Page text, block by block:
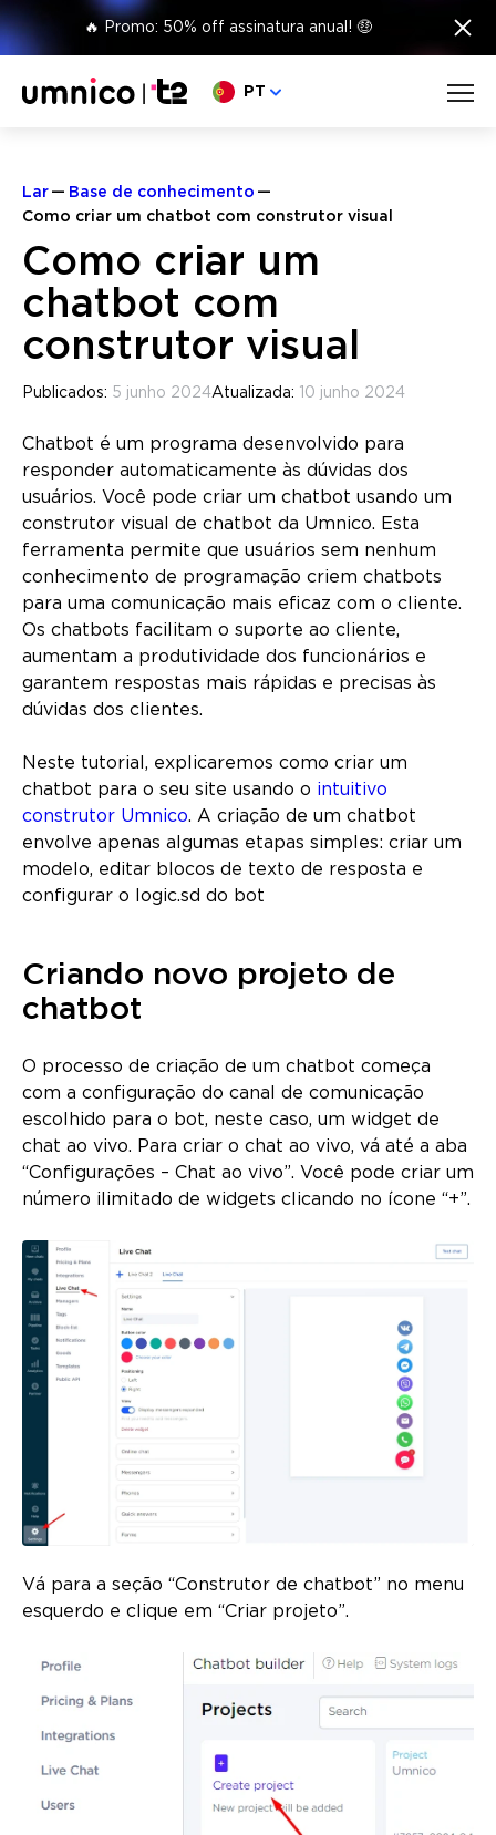
🔥 Promo: 50% off assinatura anual! 🤑 ×
Escolha o seu idioma
PT
Lar
Base de conhecimento
Como criar um chatbot com construtor visual
Como criar um
chatbot com
construtor visual
Publicados: 5 junho 2024Atualizada: 10 junho 2024
Chatbot é um programa desenvolvido para
responder automaticamente às dúvidas dos
usuários. Você pode criar um chatbot usando um
construtor visual de chatbot da Umnico. Esta
ferramenta permite que usuários sem nenhum
conhecimento de programação criem chatbots
para uma comunicação mais eficaz com o cliente.
Os chatbots facilitam o suporte ao cliente,
aumentam a produtividade dos funcionários e
garantem respostas mais rápidas e precisas às
dúvidas dos clientes.
Neste tutorial, explicaremos como criar um
chatbot para o seu site usando o intuitivo
construtor Umnico. A criação de um chatbot
envolve apenas algumas etapas simples: criar um
modelo, editar blocos de texto de resposta e
configurar o logic.sd do bot
Criando novo projeto de
chatbot
O processo de criação de um chatbot começa
com a configuração do canal de comunicação
escolhido para o bot, neste caso, um widget de
chat ao vivo. Para criar o chat ao vivo, vá até a aba
“Configurações – Chat ao vivo”. Você pode criar um
número ilimitado de widgets clicando no ícone “+”.
Vá para a seção “Construtor de chatbot” no menu
esquerdo e clique em “Criar projeto”.